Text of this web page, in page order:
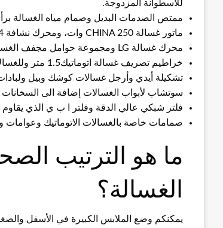
للأسطوانة المزدوجة.
ممتص الصدمات البديل وصمام مياه الغسالة
ماتور غسالة CHINA 250 وات، ومحرك نشافة 4كراسي 90 واط من ماركة CHINA أيضا.
محرك غسالة LG ومجموعة حوامل مجفف الغسالة كهربائية مضادة للاختزاز ومزودة بخاصية الغاء الضجيج.
خراطيم تصريف غسالة اتوماتيك1.5 متر وللغسالات ذات حوضين بطول 1.5 أيضا.
تشكيلة أيدي وأرجل غسالات كوشك وبيل
سوتشاب لأبواب الغسالات إضافة الى السخانات
فلتر شبكي عالي الدقة وفلتر ا ب ي الذي يقاوم
صمامات خاصة بالغسالات الاتوماتيك
ما هو الترتيب
الغسالة؟
يمكنكم وضع الملابس الكبيرة في الأسفل